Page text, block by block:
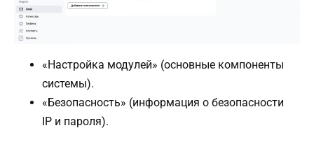
«Настройка модулей» (основные компоненты
системы).
«Безопасность» (информация о безопасности
IP и пароля).